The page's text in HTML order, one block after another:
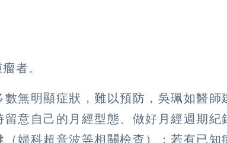
者。
無明顯症狀，難以預防，吳珮如醫師
意自己的月經型態、做好月經週期紀
婦科超音波等相關檢查）；若有已知